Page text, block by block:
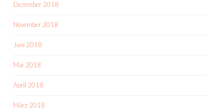
Dezember 2018
November 2018
Juni 2018
Mai 2018
April 2018
März 2018